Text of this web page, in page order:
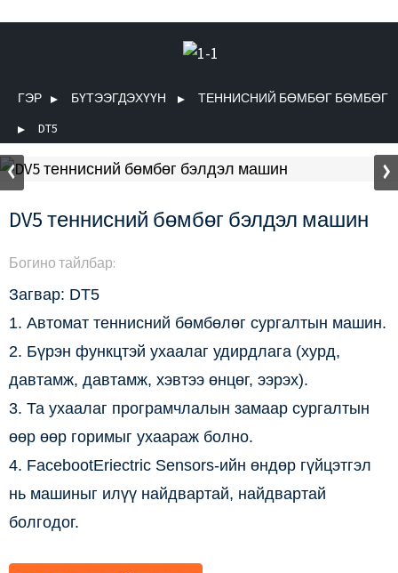
ГЭР БҮТЭЭГДЭХҮҮН
ТЕННИСНИЙ БӨМБӨГ БӨМБӨГ
DT5
DV5 теннисний бөмбөг бэлдэл машин
Богино тайлбар:
Загвар: DT5
1. Автомат теннисний бөмбөлөг сургалтын машин.
2. Бүрэн функцтэй ухаалаг удирдлага (хурд,
давтамж, давтамж, хэвтээ өнцөг, ээрэх).
3. Та ухаалаг програмчлалын замаар сургалтын
өөр өөр горимыг ухаараж болно.
4. FacebootEriectric Sensors-ийн өндөр гүйцэтгэл
нь машиныг илүү найдвартай, найдвартай
болгодог.